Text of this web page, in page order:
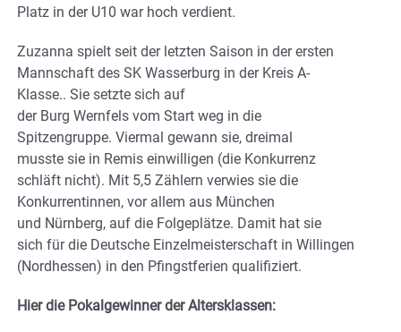
Platz in der U10 war hoch verdient.
Zuzanna spielt seit der letzten Saison in der ersten
Mannschaft des SK Wasserburg in der Kreis A-
Klasse.. Sie setzte sich auf
der Burg Wernfels vom Start weg in die
Spitzengruppe. Viermal gewann sie, dreimal
musste sie in Remis einwilligen (die Konkurrenz
schläft nicht). Mit 5,5 Zählern verwies sie die
Konkurrentinnen, vor allem aus München
und Nürnberg, auf die Folgeplätze. Damit hat sie
sich für die Deutsche Einzelmeisterschaft in Willingen
(Nordhessen) in den Pfingstferien qualifiziert.
Hier die Pokalgewinner der Altersklassen: